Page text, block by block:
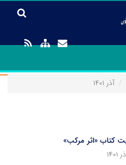
آذر ۱۴۰۱
کتاب «اثر مرکب»